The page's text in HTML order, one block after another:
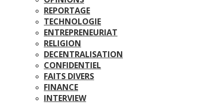
REPORTAGE
TECHNOLOGIE
ENTREPRENEURIAT
RELIGION
DECENTRALISATION
CONFIDENTIEL
FAITS DIVERS
FINANCE
INTERVIEW